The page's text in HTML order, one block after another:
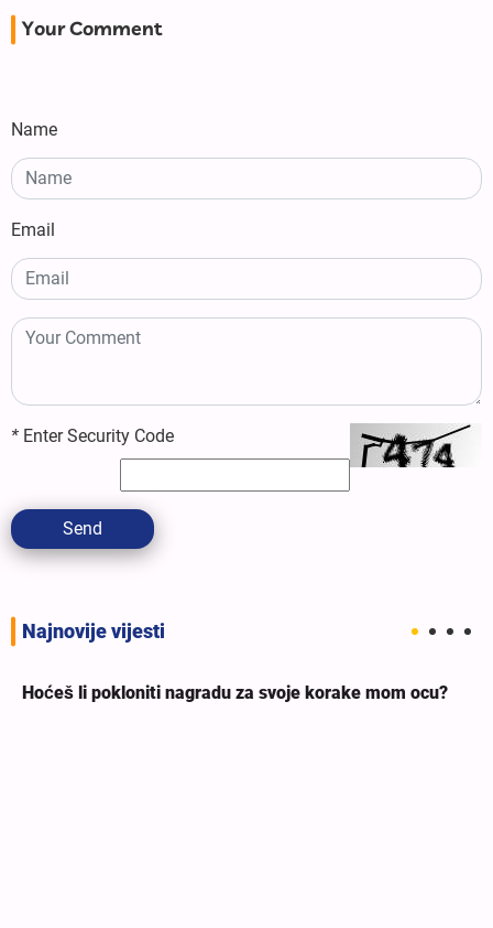
Your Comment
Name
Email
* Enter Security Code
Send
Najnovije vijesti
Hoćeš li pokloniti nagradu za svoje korake mom ocu?